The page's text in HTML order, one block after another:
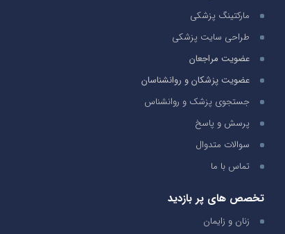
مارکتینگ پزشکی
طراحی سایت پزشکی
عضویت مراجعان
عضویت پزشکان و روانشناسان
جستجوی پزشک و روانشناس
پرسش و پاسخ
سوالات متدوال
تماس با ما
تخصص های پر بازدید
زنان و زایمان